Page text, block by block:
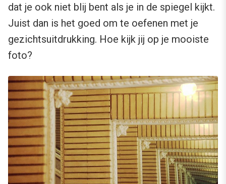
dat je ook niet blij bent als je in de spiegel kijkt.
Juist dan is het goed om te oefenen met je
gezichtsuitdrukking. Hoe kijk jij op je mooiste
foto?